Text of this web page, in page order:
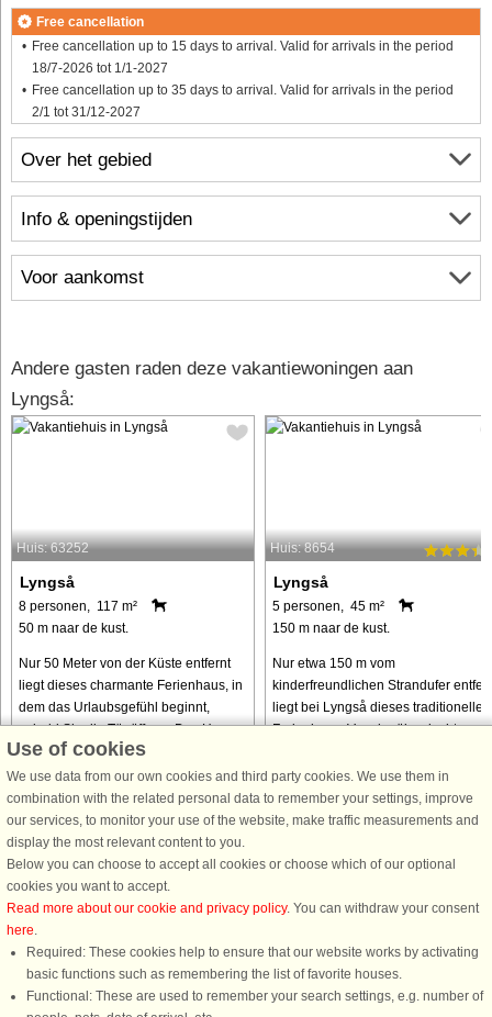
Over het gebied
Info & openingstijden
Voor aankomst
Free cancellation
Free cancellation up to 15 days to arrival. Valid for arrivals in the period
18/7-2026 tot 1/1-2027
Free cancellation up to 35 days to arrival. Valid for arrivals in the period
2/1 tot 31/12-2027
Andere gasten raden deze vakantiewoningen aan
Lyngså:
Huis: 63252
Lyngså
8 personen, 117 m²
50 m naar de kust.
Nur 50 Meter von der Küste entfernt
liegt dieses charmante Ferienhaus, in
dem das Urlaubsgefühl beginnt,
sobald Sie die Tür öffnen. Das Haus
ist einfach und funktional eingerichtet,
mit Fokus auf Entspannung ...
van € 1.085
Huis: 8654
Lyngså
5 personen, 45 m²
150 m naar de kust.
Nur etwa 150 m vom
kinderfreundlichen Strandufer
liegt bei Lyngså dieses traditionelle
Ferienhaus. Von der überdachten
etwas Meerblick und können auch
den Ausblick ...
van € 290
Use of cookies
We use data from our own cookies and third party cookies. We use them in
combination with the related personal data to remember your settings, improve
our services, to monitor your use of the website, make traffic measurements and
display the most relevant content to you.
Below you can choose to accept all cookies or choose which of our optional
cookies you want to accept.
Read more about our cookie and privacy policy. You can withdraw your consent
here.
Required: These cookies help to ensure that our website works by activating
basic functions such as remembering the list of favorite houses.
Functional: These are used to remember your search settings, e.g. number of